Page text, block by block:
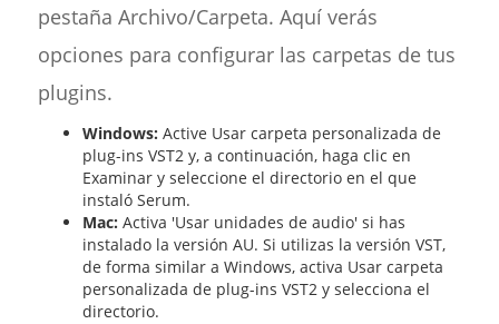
pestaña Archivo/Carpeta. Aquí verás
opciones para configurar las carpetas de tus
plugins.
Windows: Active Usar carpeta personalizada de
plug-ins VST2 y, a continuación, haga clic en
Examinar y seleccione el directorio en el que
instaló Serum.
Mac: Activa 'Usar unidades de audio' si has
instalado la versión AU. Si utilizas la versión VST,
de forma similar a Windows, activa Usar carpeta
personalizada de plug-ins VST2 y selecciona el
directorio.